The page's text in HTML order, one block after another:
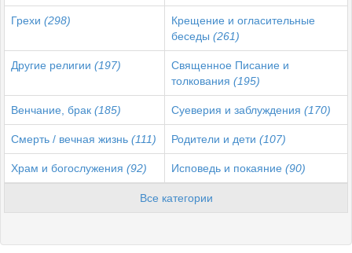
Грехи (298)
Крещение и огласительные
беседы (261)
Другие религии (197)
Священное Писание и
толкования (195)
Венчание, брак (185) Суеверия и заблуждения (170)
Смерть / вечная жизнь (111) Родители и дети (107)
Храм и богослужения (92) Исповедь и покаяние (90)
Все категории